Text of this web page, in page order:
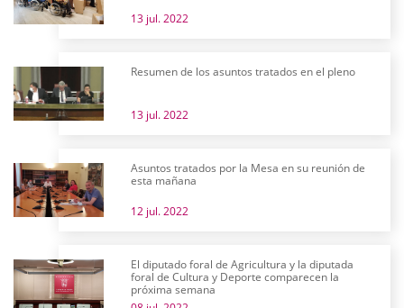
13 jul. 2022
Resumen de los asuntos tratados en el pleno
13 jul. 2022
Asuntos tratados por la Mesa en su reunión de
esta mañana
12 jul. 2022
El diputado foral de Agricultura y la diputada
foral de Cultura y Deporte comparecen la
próxima semana